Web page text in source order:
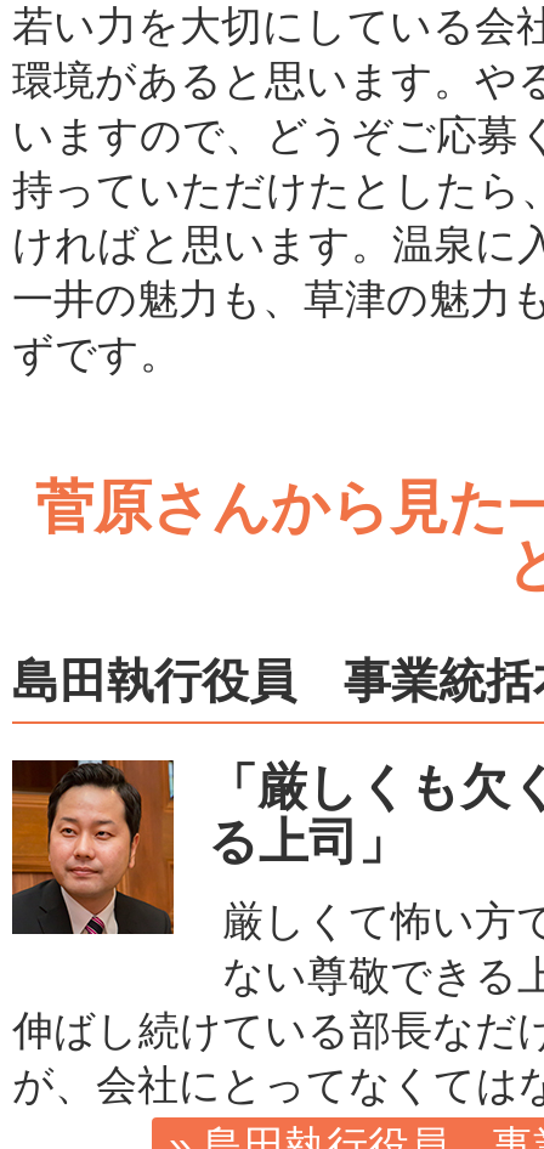
若い力を大切にしている会
環境があると思います。や
いますので、どうぞご応募
持っていただけたとしたら
ければと思います。温泉に
一井の魅力も、草津の魅力
ずです。
菅原さんから見た
島田執行役員 事業統括
「厳しくも
る上司」
厳しくて怖い方
ない尊敬できる
伸ばし続けている部長なだ
が、会社にとってなくては